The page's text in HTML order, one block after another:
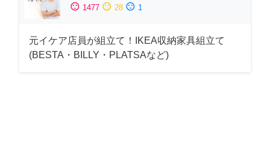
sentiment_satisfied 1477 sentiment_neutral 28 sentiment_dissatisfied 1
元イケア店員が組立て！IKEA収納家具組立て
(BESTA・BILLY・PLATSAなど)